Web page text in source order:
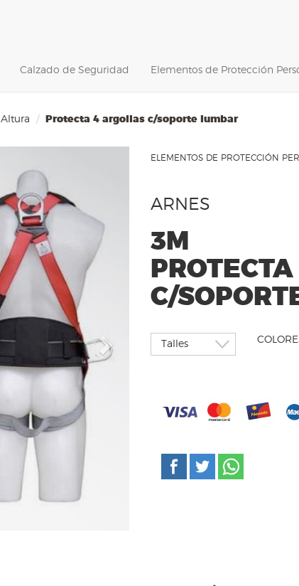
Calzado de Seguridad Elementos de Protección
Altura Protecta 4 argollas c/soporte lumbar
ELEMENTOS DE PROTECCIÓN
ARNES
3M
C/